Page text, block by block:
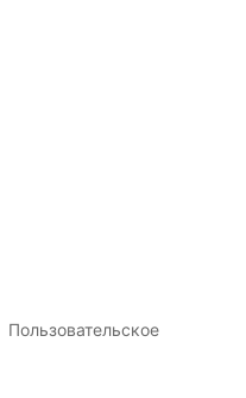
Пользовательское